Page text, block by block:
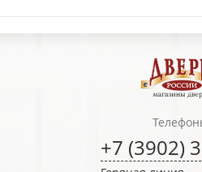
+7 (3902)